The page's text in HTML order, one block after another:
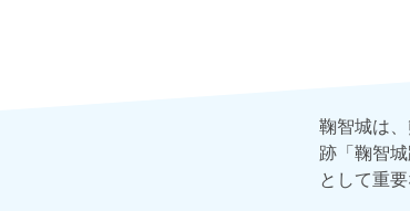
鞠智城は
跡「鞠智
として重